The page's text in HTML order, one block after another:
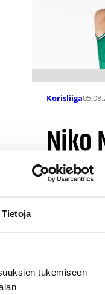
Tietoja
tukemiseen
Korisliiga
Niko
senttinen